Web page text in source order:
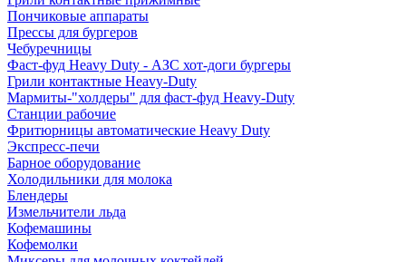
Пончиковые аппараты
Прессы для бургеров
Чебуречницы
Фаст-фуд Heavy Duty - АЗС хот-доги бургеры
Грили контактные Heavy-Duty
Мармиты-"холдеры" для фаст-фуд Heavy-Duty
Станции рабочие
Фритюрницы автоматические Heavy Duty
Экспресс-печи
Барное оборудование
Холодильники для молока
Блендеры
Измельчители льда
Кофемашины
Кофемолки